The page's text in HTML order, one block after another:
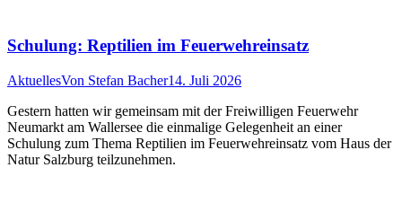
Schulung: Reptilien im Feuerwehreinsatz
AktuellesVon Stefan Bacher14. Juli 2026
Gestern hatten wir gemeinsam mit der Freiwilligen Feuerwehr
Neumarkt am Wallersee die einmalige Gelegenheit an einer
Schulung zum Thema Reptilien im Feuerwehreinsatz vom Haus der
Natur Salzburg teilzunehmen.